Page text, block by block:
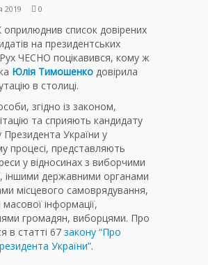
2019 0
список довірених
на президентських
ЧЕСНО поцікавився, кому ж
Юлія Тимошенко довірила
в столиці.
згідно із законом,
та сприяють кандидату
Президента України у
процесі, представляють
у відносинах з виборчими
іншими державними органами
місцевого самоврядування,
інформації,
громадян, виборцями. Про
в статті 67 закону “Про
України”.